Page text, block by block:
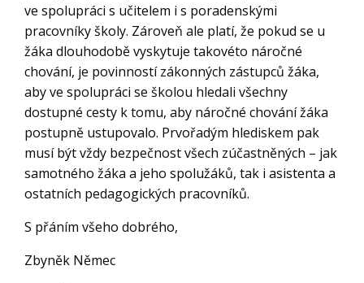
ve spolupráci s učitelem i s poradenskými
pracovníky školy. Zároveň ale platí, že pokud se u
žáka dlouhodobě vyskytuje takovéto náročné
chování, je povinností zákonných zástupců žáka,
aby ve spolupráci se školou hledali všechny
dostupné cesty k tomu, aby náročné chování žáka
postupně ustupovalo. Prvořadým hlediskem pak
musí být vždy bezpečnost všech zúčastněných – jak
samotného žáka a jeho spolužáků, tak i asistenta a
ostatních pedagogických pracovníků.
S přáním všeho dobrého,
Zbyněk Němec